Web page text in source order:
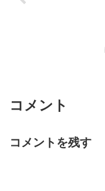
コメント
コメントを残す